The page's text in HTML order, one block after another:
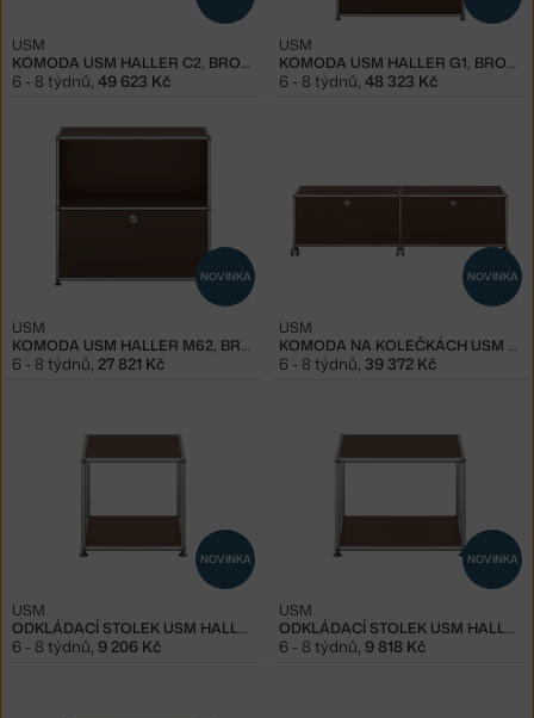
KOMODA USM HALLER C2, BROWN
USM
6 - 8 týdnů, 49 623 Kč
KOMODA USM HALLER G1, BROWN
USM
6 - 8 týdnů, 48 323 Kč
NOVINKA
KOMODA USM HALLER M62, BROWN
USM
6 - 8 týdnů, 27 821 Kč
NOVINKA
KOMODA NA KOLEČKÁCH USM HALLER M61, BROWN
USM
6 - 8 týdnů, 39 372 Kč
NOVINKA
ODKLÁDACÍ STOLEK USM HALLER M21, BROWN
USM
6 - 8 týdnů, 9 206 Kč
NOVINKA
ODKLÁDACÍ STOLEK USM HALLER M22, BROWN
USM
6 - 8 týdnů, 9 818 Kč